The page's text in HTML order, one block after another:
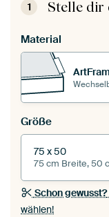
1 Stelle dir
Material
Größe
75 x 50
75 cm Breite, 50
Schon gewusst?
wählen!